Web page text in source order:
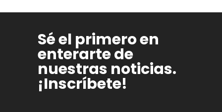
Sé el primero en
enterarte de
nuestras noticias.
¡Inscríbete!